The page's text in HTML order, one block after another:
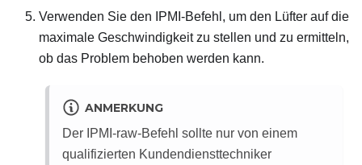
Verwenden Sie den IPMI-Befehl, um den Lüfter auf die
maximale Geschwindigkeit zu stellen und zu ermitteln,
ob das Problem behoben werden kann.
ANMERKUNG
Der IPMI-raw-Befehl sollte nur von einem
qualifizierten Kundendiensttechniker